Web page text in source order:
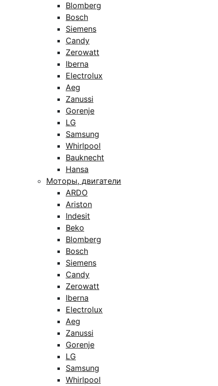
Blomberg
Bosch
Siemens
Candy
Zerowatt
Iberna
Electrolux
Aeg
Zanussi
Gorenje
LG
Samsung
Whirlpool
Bauknecht
Hansa
Моторы, двигатели
ARDO
Ariston
Indesit
Beko
Blomberg
Bosch
Siemens
Candy
Zerowatt
Iberna
Electrolux
Aeg
Zanussi
Gorenje
LG
Samsung
Whirlpool